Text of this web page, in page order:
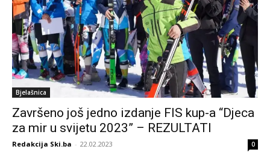
Bjelašnica
Završeno još jedno izdanje FIS kup-a “Djeca
za mir u svijetu 2023” – REZULTATI
Redakcija Ski.ba - 22.02.2023 0